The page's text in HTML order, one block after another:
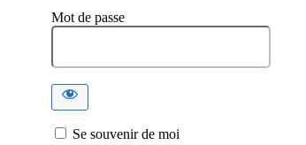
Mot de passe
Se souvenir de moi